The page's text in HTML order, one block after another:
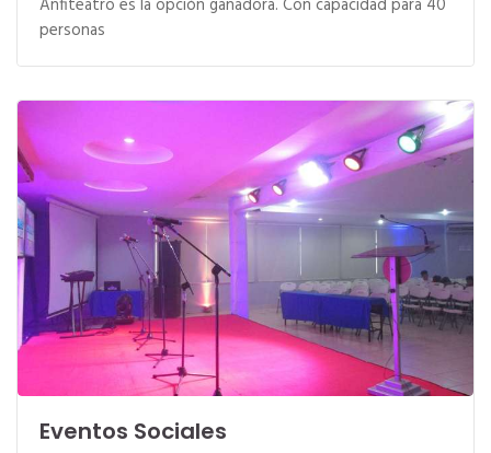
personas
Eventos Sociales